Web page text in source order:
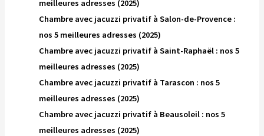
meilleures adresses (2025)
Chambre avec jacuzzi privatif à Salon-de-Provence :
nos 5 meilleures adresses (2025)
Chambre avec jacuzzi privatif à Saint-Raphaël : nos 5
meilleures adresses (2025)
Chambre avec jacuzzi privatif à Tarascon : nos 5
meilleures adresses (2025)
Chambre avec jacuzzi privatif à Beausoleil : nos 5
meilleures adresses (2025)